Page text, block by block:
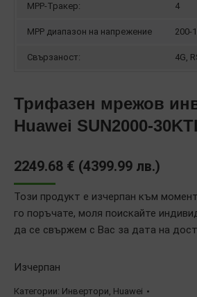
MPP-Тракер: 4
MPP диапазон на напрежение 200-
Свързаност: 4G,
Трифазен мрежов
Huawei SUN2000-
2249.68 € (4399.99 лв.)
Този продукт е изчерпан към
го поръчате, моля поискайте
да се свържем с Вас за дата на
Изчерпан
Категории: Инвертори, Huawei